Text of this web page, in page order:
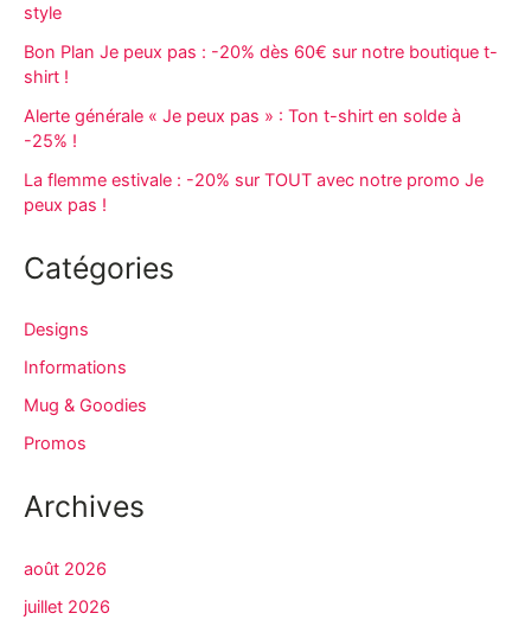
style
Bon Plan Je peux pas : -20% dès 60€ sur notre boutique t-
shirt !
Alerte générale « Je peux pas » : Ton t-shirt en solde à
-25% !
La flemme estivale : -20% sur TOUT avec notre promo Je
peux pas !
Catégories
Designs
Informations
Mug & Goodies
Promos
Archives
août 2026
juillet 2026